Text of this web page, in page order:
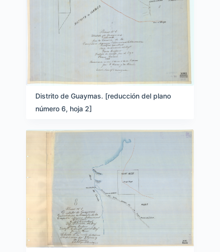
Distrito de Guaymas. [reducción del plano
número 6, hoja 2]